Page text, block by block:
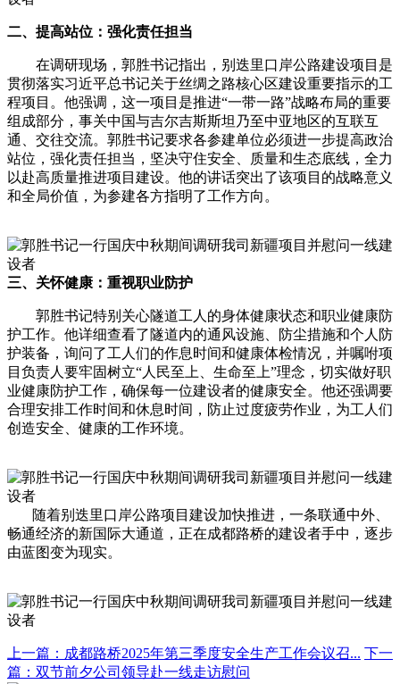
二、提高站位：强化责任担当
在调研现场，郭胜书记指出，别迭里口岸公路建设项目是
贯彻落实习近平总书记关于丝绸之路核心区建设重要指示的工
程项目。他强调，这一项目是推进“一带一路”战略布局的重要
组成部分，事关中国与吉尔吉斯斯坦乃至中亚地区的互联互
通、交往交流。郭胜书记要求各参建单位必须进一步提高政治
站位，强化责任担当，坚决守住安全、质量和生态底线，全力
以赴高质量推进项目建设。他的讲话突出了该项目的战略意义
和全局价值，为参建各方指明了工作方向。
三、关怀健康：重视职业防护
郭胜书记特别关心隧道工人的身体健康状态和职业健康防
护工作。他详细查看了隧道内的通风设施、防尘措施和个人防
护装备，询问了工人们的作息时间和健康体检情况，并嘱咐项
目负责人要牢固树立“人民至上、生命至上”理念，切实做好职
业健康防护工作，确保每一位建设者的健康安全。他还强调要
合理安排工作时间和休息时间，防止过度疲劳作业，为工人们
创造安全、健康的工作环境。
随着别迭里口岸公路项目建设加快推进，一条联通中外、
畅通经济的新国际大通道，正在成都路桥的建设者手中，逐步
由蓝图变为现实。
上一篇：成都路桥2025年第三季度安全生产工作会议召... 下一
篇：双节前夕公司领导赴一线走访慰问